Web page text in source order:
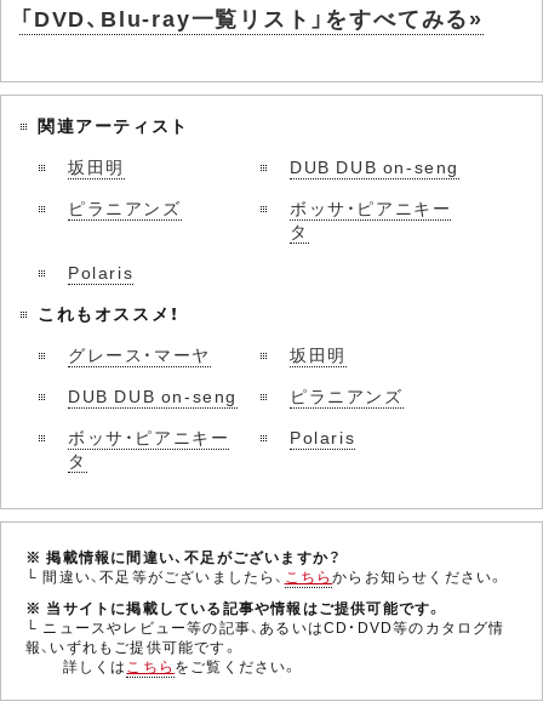
「DVD、Blu-ray一覧リスト」をすべてみる»
関連アーティスト
坂田明
DUB DUB on-seng
ピラニアンズ
ボッサ・ピアニキー
タ
Polaris
これもオススメ！
グレース・マーヤ
坂田明
DUB DUB on-seng
ピラニアンズ
ボッサ・ピアニキー
タ
Polaris
※ 掲載情報に間違い、不足がございますか？
└ 間違い、不足等がございましたら、 こちらからお知らせください。
※ 当サイトに掲載している記事や情報はご提供可能です。
└ ニュースやレビュー等の記事、あるいはCD・DVD等のカタログ情
報、いずれもご提供可能です。
詳しくはこちら をご覧ください。